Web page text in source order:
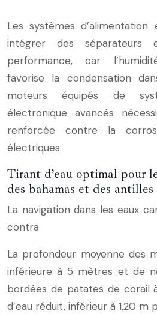
Les systèmes
intégrer des séparateurs
performance, car
favorise la condensation
moteurs équipés de
électronique avancés
renforcée contre la
électriques.
Tirant d’eau optimal pour
des bahamas et des antilles
La navigation dans les eaux
contra
La profondeur moyenne des
inférieure à 5 mètres et de
bordées de patates de corail
d’eau réduit, inférieur à 1,20